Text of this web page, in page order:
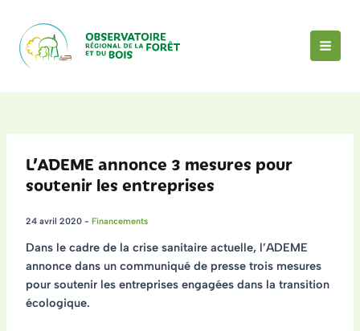
contenu
L’ADEME annonce 3 mesures pour
soutenir les entreprises
24 avril 2020 - Financements
Dans le cadre de la crise sanitaire actuelle, l’ADEME
annonce dans un communiqué de presse trois mesures
pour soutenir les entreprisesengagées dans la transition
écologique.